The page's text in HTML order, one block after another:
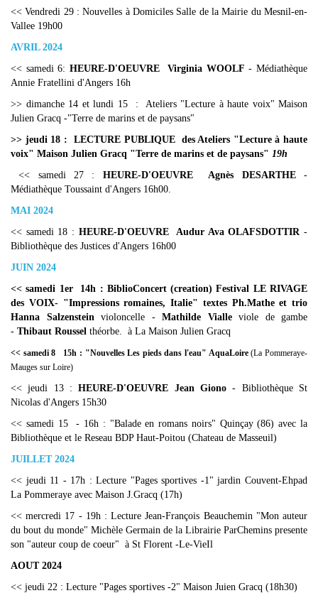
<< Vendredi 29 : Nouvelles à Domiciles Salle de la Mairie du Mesnil-en-
Vallee 19h00
AVRIL 2024
<< samedi 6: HEURE-D'OEUVRE Virginia WOOLF- Médiathèque
Annie Fratellini d'Angers 16h
>> dimanche 14 et lundi 15 : Ateliers "Lecture à haute voix" Maison
Julien Gracq -"Terre de marins et de paysans"
>> jeudi 18 : LECTURE PUBLIQUE des Ateliers "Lecture à haute
voix" Maison Julien Gracq "Terre de marins et de paysans" 19h
<< samedi 27 : HEURE-D'OEUVRE Agnès DESARTHE-
Médiathèque Toussaint d'Angers 16h00.
MAI 2024
<< samedi 18 : HEURE-D'OEUVRE Audur Ava OLAFSDOTTIR-
Bibliothèque des Justices d'Angers 16h00
JUIN 2024
<< samedi 1er 14h : BiblioConcert (creation) Festival LE RIVAGE
des VOIX- "Impressions romaines, Italie" textes Ph.Mathe et trio
Hanna Salzenstein violoncelle - Mathilde Vialleviole de gambe
- Thibaut Roussel théorbe. à La Maison Julien Gracq
<< samedi 8 15h : "Nouvelles Les pieds dans l'eau" AquaLoire(La Pommeraye-
Mauges sur Loire)
<< jeudi 13 :HEURE-D'OEUVRE Jean Giono- Bibliothèque St
Nicolas d'Angers 15h30
<< samedi 15 - 16h : "Balade en romans noirs" Quinçay (86) avec la
Bibliothèque et le Reseau BDP Haut-Poitou (Chateau de Masseuil)
JUILLET 2024
<< jeudi 11 - 17h : Lecture "Pages sportives -1" jardin Couvent-Ehpad
La Pommeraye avec Maison J.Gracq (17h)
<< mercredi 17 - 19h : Lecture Jean-François Beauchemin "Mon auteur
du bout du monde" Michèle Germain de la Librairie ParChemins presente
son "auteur coup de coeur" à St Florent -Le-VieIl
AOUT 2024
<< jeudi 22 : Lecture "Pages sportives -2" Maison Juien Gracq (18h30)